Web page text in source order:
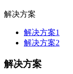
解决方案
解决方案1
解决方案2
解决方案